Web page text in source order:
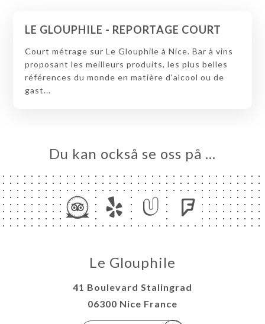
LE GLOUPHILE - REPORTAGE COURT
Court métrage sur Le Glouphile à Nice. Bar à vins
proposant les meilleurs produits, les plus belles
références du monde en matière d'alcool ou de
gast...
Du kan också se oss på …
Le Glouphile
41 Boulevard Stalingrad
06300 Nice France